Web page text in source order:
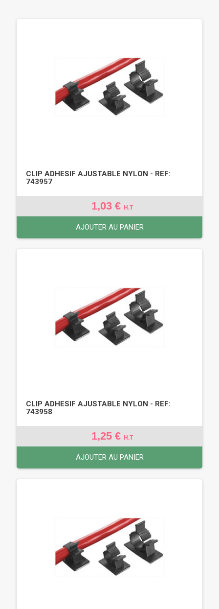
CLIP ADHESIF AJUSTABLE NYLON - REF:
743957
1,03 € H.T
AJOUTER AU PANIER
CLIP ADHESIF AJUSTABLE NYLON - REF:
743958
1,25 € H.T
AJOUTER AU PANIER